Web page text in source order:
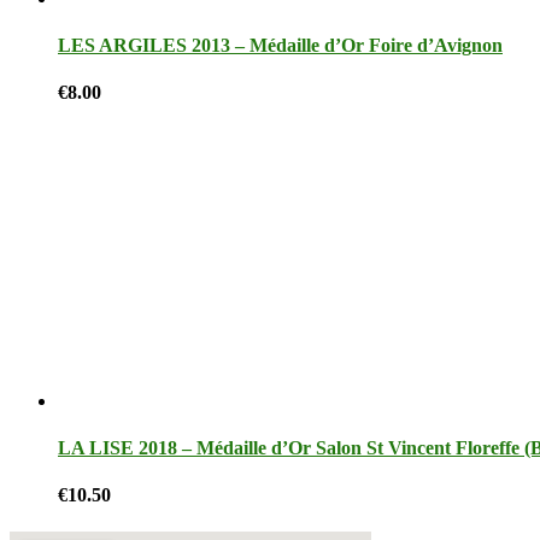
LES ARGILES 2013 – Médaille d’Or Foire d’Avignon
€8.00
LA LISE 2018 – Médaille d’Or Salon St Vincent Floreffe
€10.50